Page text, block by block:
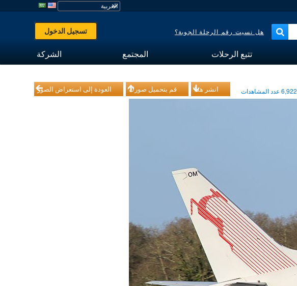
هل نسيت رقم الرحلة الجوية؟ تسجيل الدخول
تتبع الرحلات المجتمع الشركة
العودة إلى استعراض الصور قم بتحميل صورك انشر هذا 6,922عدد المشاهدات